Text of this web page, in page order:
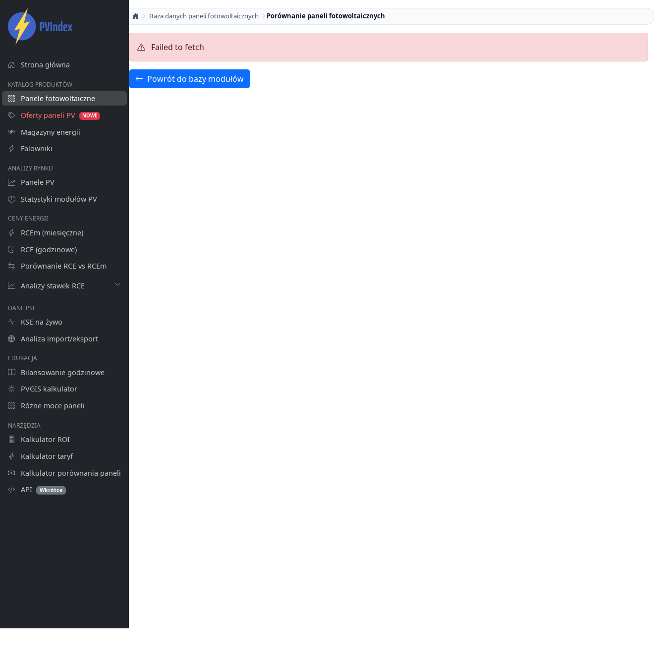
Strona główna
KATALOG PRODUKTÓW
Panele fotowoltaiczne
Oferty paneli PV
NOWE
Magazyny energii
Falowniki
ANALIZY RYNKU
Panele PV
Statystyki modułów PV
CENY ENERGII
RCEm (miesięczne)
RCE (godzinowe)
Porównanie RCE vs RCEm
Analizy stawek RCE
DANE PSE
KSE na żywo
Analiza import/eksport
EDUKACJA
Bilansowanie godzinowe
PVGIS kalkulator
Różne moce paneli
NARZĘDZIA
Kalkulator ROI
Kalkulator taryf
Kalkulator porównania paneli
API
Wkrótce
Baza danych paneli fotowoltaicznych Porównanie paneli fotowoltaicznych
Failed to fetch
Powrót do bazy modułów